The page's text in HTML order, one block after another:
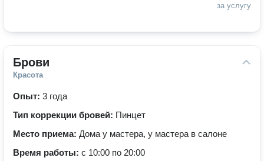
за услугу
Брови
Красота
Опыт: 3 года
Тип коррекции бровей: Пинцет
Место приема: Дома у мастера, у мастера в салоне
Время работы: с 10:00 по 20:00